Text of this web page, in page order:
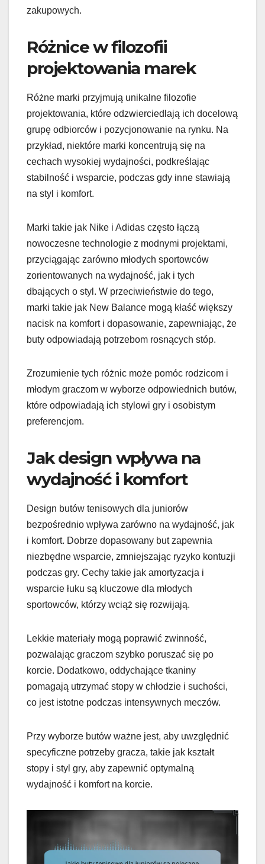
zakupowych.
Różnice w filozofii
projektowania marek
Różne marki przyjmują unikalne filozofie
projektowania, które odzwierciedlają ich docelową
grupę odbiorców i pozycjonowanie na rynku. Na
przykład, niektóre marki koncentrują się na
cechach wysokiej wydajności, podkreślając
stabilność i wsparcie, podczas gdy inne stawiają
na styl i komfort.
Marki takie jak Nike i Adidas często łączą
nowoczesne technologie z modnymi projektami,
przyciągając zarówno młodych sportowców
zorientowanych na wydajność, jak i tych
dbających o styl. W przeciwieństwie do tego,
marki takie jak New Balance mogą kłaść większy
nacisk na komfort i dopasowanie, zapewniając, że
buty odpowiadają potrzebom rosnących stóp.
Zrozumienie tych różnic może pomóc rodzicom i
młodym graczom w wyborze odpowiednich butów,
które odpowiadają ich stylowi gry i osobistym
preferencjom.
Jak design wpływa na
wydajność i komfort
Design butów tenisowych dla juniorów
bezpośrednio wpływa zarówno na wydajność, jak
i komfort. Dobrze dopasowany but zapewnia
niezbędne wsparcie, zmniejszając ryzyko kontuzji
podczas gry. Cechy takie jak amortyzacja i
wsparcie łuku są kluczowe dla młodych
sportowców, którzy wciąż się rozwijają.
Lekkie materiały mogą poprawić zwinność,
pozwalając graczom szybko poruszać się po
korcie. Dodatkowo, oddychające tkaniny
pomagają utrzymać stopy w chłodzie i suchości,
co jest istotne podczas intensywnych meczów.
Przy wyborze butów ważne jest, aby uwzględnić
specyficzne potrzeby gracza, takie jak kształt
stopy i styl gry, aby zapewnić optymalną
wydajność i komfort na korcie.